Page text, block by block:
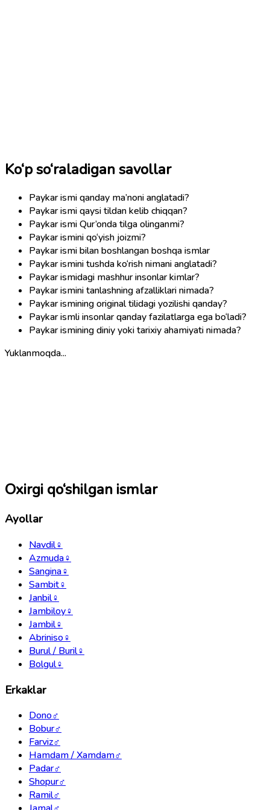
Ko‘p so‘raladigan savollar
Paykar ismi qanday ma’noni anglatadi?
Paykar ismi qaysi tildan kelib chiqqan?
Paykar ismi Qur’onda tilga olinganmi?
Paykar ismini qo‘yish joizmi?
Paykar ismi bilan boshlangan boshqa ismlar
Paykar ismini tushda ko‘rish nimani anglatadi?
Paykar ismidagi mashhur insonlar kimlar?
Paykar ismini tanlashning afzalliklari nimada?
Paykar ismining original tilidagi yozilishi qanday?
Paykar ismli insonlar qanday fazilatlarga ega bo‘ladi?
Paykar ismining diniy yoki tarixiy ahamiyati nimada?
Yuklanmoqda...
Oxirgi qo‘shilgan ismlar
Ayollar
Navdil♀
Azmuda♀
Sangina♀
Sambit♀
Janbil♀
Jambiloy♀
Jambil♀
Abriniso♀
Burul / Buril♀
Bolgul♀
Erkaklar
Dono♂
Bobur♂
Farviz♂
Hamdam / Xamdam♂
Padar♂
Shopur♂
Ramil♂